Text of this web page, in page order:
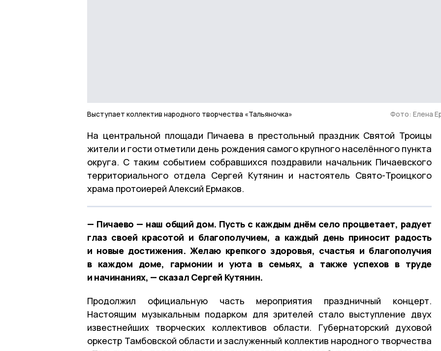
Выступает коллектив народного творчества «Тальяночка» Фото: Елена
На центральной площади Пичаева в престольный праздник Святой Троицы
жители и гости отметили день рождения самого крупного населённого пункта
округа. С таким событием собравшихся поздравили начальник Пичаевского
территориального отдела Сергей Кутянин и настоятель Свято-Троицкого
храма протоиерей Алексий Ермаков.
— Пичаево — наш общий дом. Пусть с каждым днём село процветает, радует
глаз своей красотой и благополучием, а каждый день приносит радость
и новые достижения. Желаю крепкого здоровья, счастья и благополучия
в каждом доме, гармонии и уюта в семьях, а также успехов в труде
и начинаниях, — сказал Сергей Кутянин.
Продолжил официальную часть мероприятия праздничный концерт.
Настоящим музыкальным подарком для зрителей стало выступление двух
известнейших творческих коллективов области. Губернаторский духовой
оркестр Тамбовской области и заслуженный коллектив народного творчества